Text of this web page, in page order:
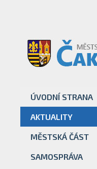
ÚVODNÍ STRANA
AKTUALITY
MĚSTSKÁ ČÁST
SAMOSPRÁVA